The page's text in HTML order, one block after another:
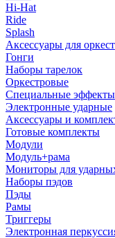
Hi-Hat
Ride
Splash
Аксессуары для
Гонги
Наборы тарелок
Оркестровые
Специальные эффекты
Электронные ударные
Аксессуары и
Готовые комплекты
Модули
Модуль+рама
Мониторы для
Наборы пэдов
Пэды
Рамы
Триггеры
Электронная